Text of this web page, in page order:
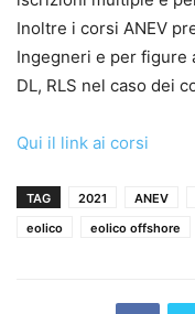
Inoltre i corsi ANEV
Ingegneri e per figure
DL, RLS nel caso dei
Qui il link ai corsi
TAG 2021 ANEV
eolico
eolico offshore